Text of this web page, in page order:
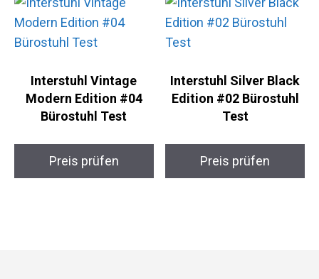
Interstuhl Vintage
Modern Edition #04
Bürostuhl Test
Preis prüfen
Interstuhl Silver Black
Edition #02 Bürostuhl
Test
Preis prüfen